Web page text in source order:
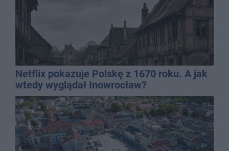
Netflix pokazuje Polskę z 1670 roku. A jak
wtedy wyglądał Inowrocław?